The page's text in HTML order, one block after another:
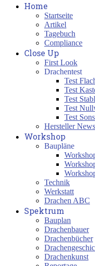
Home
Startseite
Artikel
Tagebuch
Compliance
Close Up
First Look
Drachentest
Test
Test
Test
Test
Test
Hersteller News
Workshop
Baupläne
Technik
Werkstatt
Drachen ABC
Spektrum
Bauplan
Drachenbauer
Drachenbücher
Drachenkunst